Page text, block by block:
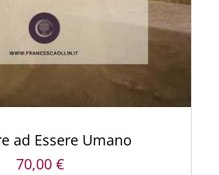
ad Essere Umano
70,00 €